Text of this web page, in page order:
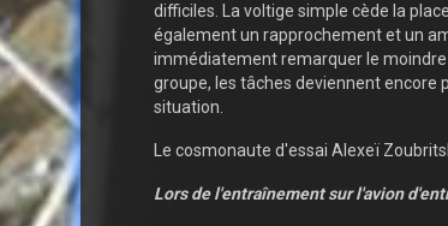
difficiles. La voltige simple cède la
également un rapprochement et un
immédiatement remarquer le
groupe, les tâches deviennent encore
situation.
Le cosmonaute d'essai Alexeï
Lors de l'entraînement sur l'avion